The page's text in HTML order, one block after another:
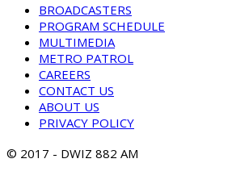
BROADCASTERS
PROGRAM SCHEDULE
MULTIMEDIA
METRO PATROL
CAREERS
CONTACT US
ABOUT US
PRIVACY POLICY
© 2017 - DWIZ 882 AM